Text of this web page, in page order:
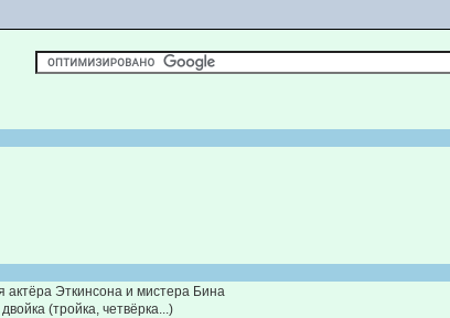
актёра Эткинсона и мистера Бина
(тройка, четвёрка...)